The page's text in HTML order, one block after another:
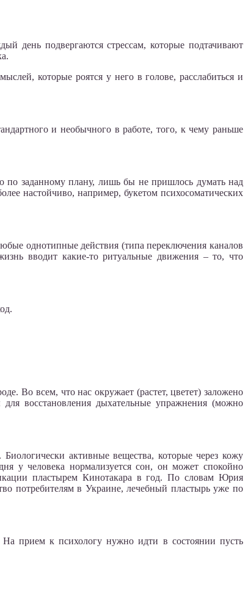
день подвергаются стрессам, которые подтачивают
которые роятся у него в голове, расслабиться и
и необычного в работе, того, к чему раньше
по заданному плану, лишь бы не пришлось думать над
настойчиво, например, букетом психосоматических
однотипные действия (типа переключения каналов
вводит какие-то ритуальные движения – то, что
Во всем, что нас окружает (растет, цветет) заложено
восстановления дыхательные упражнения (можно
активные вещества, которые через кожу
у человека нормализуется сон, он может спокойно
пластырем Кинотакара в год. По словам Юрия
потребителям в Украине, лечебный пластырь уже по
На прием к психологу нужно идти в состоянии пусть